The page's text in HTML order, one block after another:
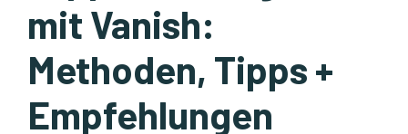
mit Vanish:
Methoden, Tipps +
Empfehlungen